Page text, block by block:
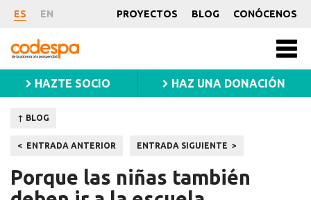
Noticia
ES EN PROYECTOS BLOG CONÓCENOS
CODESPA
HAZTE SOCIO HAZ UNA DONACIÓN
↑ BLOG
Navegación
de
ENTRADA ANTERIOR ENTRADA SIGUIENTE
Porque las niñas también